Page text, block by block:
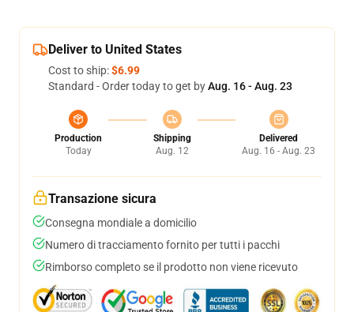
Deliver to United States
Cost to ship:$6.99
Standard - Order today to get byAug. 16 - Aug. 23
Production
Today
Shipping
Aug. 12
Delivered
Aug. 16 - Aug. 23
Transazione sicura
Consegna mondiale a domicilio
Numero di tracciamento fornito per tutti i pacchi
Rimborso completo se il prodotto non viene ricevuto